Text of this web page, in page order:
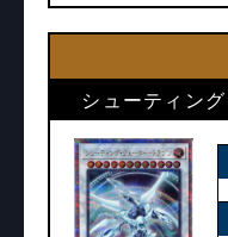
シューティン